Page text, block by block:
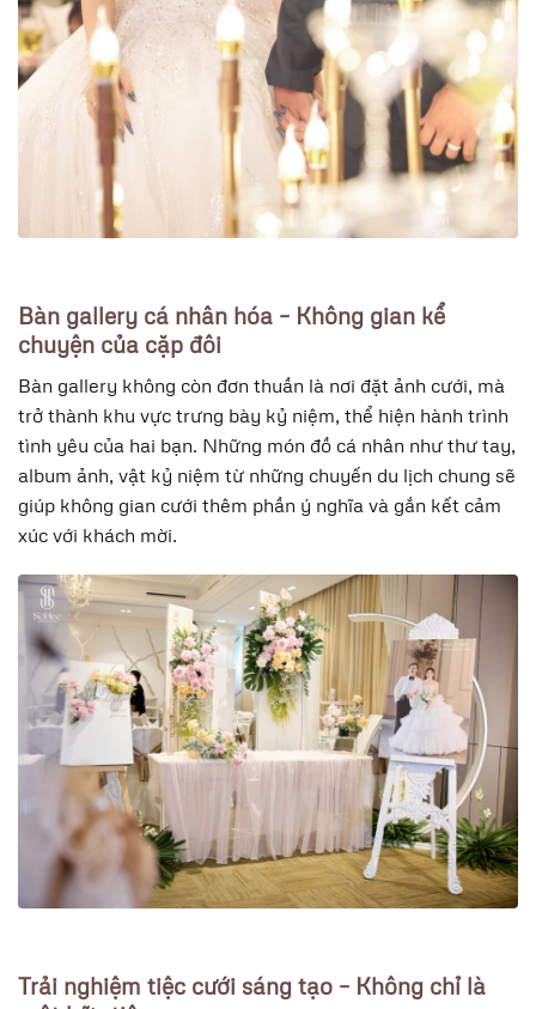
Bàn gallery cá nhân hóa – Không gian kể
chuyện của cặp đôi
Bàn gallery không còn đơn thuần là nơi đặt ảnh cưới, mà
trở thành khu vực trưng bày kỷ niệm, thể hiện hành trình
tình yêu của hai bạn. Những món đồ cá nhân như thư tay,
album ảnh, vật kỷ niệm từ những chuyến du lịch chung sẽ
giúp không gian cưới thêm phần ý nghĩa và gắn kết cảm
xúc với khách mời.
Trải nghiệm tiệc cưới sáng tạo – Không chỉ là